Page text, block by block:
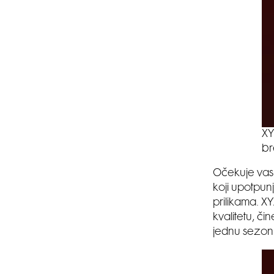
Očekuje
koji
prilikama.
kvalitetu,
jednu